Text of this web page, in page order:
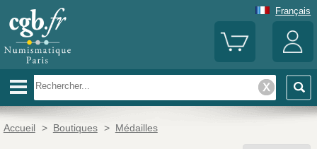
Français
Accueil > Boutiques > Médailles